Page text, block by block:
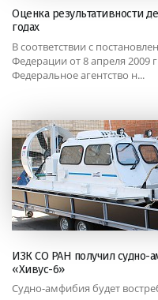
Оценка результативности
годах
В соответствии с
Федерации от 8 апреля 2009
Федеральное агентство н...
ИЗК СО РАН получил
«Хивус-6»
Судно-амфибия будет